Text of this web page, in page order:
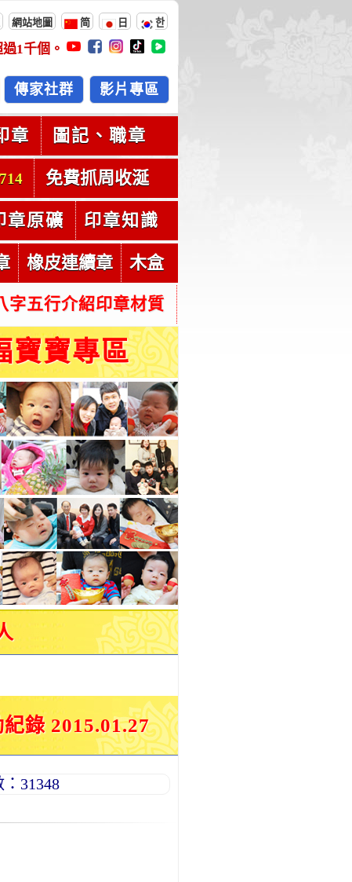
網站地圖 简 日 한
過1千個。
傳家社群 影片專區
章 圖記、職章
免費抓周收涎
章原礦 印章知識
橡皮連續章 木盒
字五行介紹印章材質
寶寶專區
錄 2015.01.27
31348